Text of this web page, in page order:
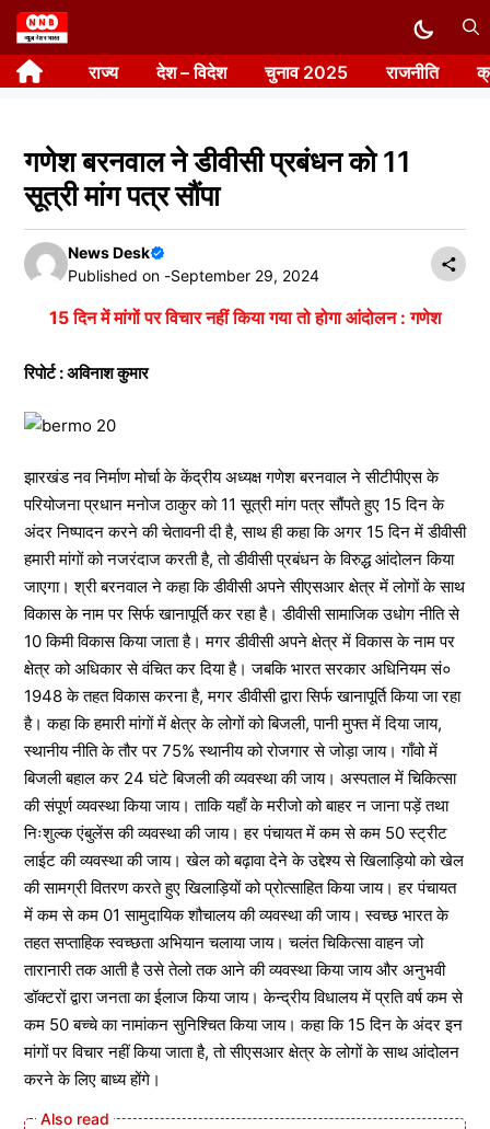
Skip
to
content राज्य देश – विदेश चुनाव 2025 राजनीति
गणेश बरनवाल ने डीवीसी प्रबंधन को 11
सूत्री मांग पत्र सौंपा
News Desk
Published on -September 29, 2024
15 दिन में मांगों पर विचार नहीं किया गया तो होगा आंदोलन : गणेश
रिपोर्ट : अविनाश कुमार
झारखंड नव निर्माण मोर्चा के केंद्रीय अध्यक्ष गणेश बरनवाल ने सीटीपीएस के
परियोजना प्रधान मनोज ठाकुर को 11 सूत्री मांग पत्र सौंपते हुए 15 दिन के
अंदर निष्पादन करने की चेतावनी दी है, साथ ही कहा कि अगर 15 दिन में डीवीसी
हमारी मांगों को नजरंदाज करती है, तो डीवीसी प्रबंधन के विरुद्ध आंदोलन किया
जाएगा। श्री बरनवाल ने कहा कि डीवीसी अपने सीएसआर क्षेत्र में लोगों के साथ
विकास के नाम पर सिर्फ खानापूर्ति कर रहा है। डीवीसी सामाजिक उधोग नीति से
10 किमी विकास किया जाता है। मगर डीवीसी अपने क्षेत्र में विकास के नाम पर
क्षेत्र को अधिकार से वंचित कर दिया है। जबकि भारत सरकार अधिनियम सं०
1948 के तहत विकास करना है, मगर डीवीसी द्वारा सिर्फ खानापूर्ति किया जा रहा
है। कहा कि हमारी मांगों में क्षेत्र के लोगों को बिजली, पानी मुफ्त में दिया जाय,
स्थानीय नीति के तौर पर 75% स्थानीय को रोजगार से जोड़ा जाय। गाँवो में
बिजली बहाल कर 24 घंटे बिजली की व्यवस्था की जाय। अस्पताल में चिकित्सा
की संपूर्ण व्यवस्था किया जाय। ताकि यहाँ के मरीजो को बाहर न जाना पड़ें तथा
निःशुल्क एंबुलेंस की व्यवस्था की जाय। हर पंचायत में कम से कम 50 स्ट्रीट
लाईट की व्यवस्था की जाय। खेल को बढ़ावा देने के उद्देश्य से खिलाड़ियो को खेल
की सामग्री वितरण करते हुए खिलाड़ियों को प्रोत्साहित किया जाय। हर पंचायत
में कम से कम 01 सामुदायिक शौचालय की व्यवस्था की जाय। स्वच्छ भारत के
तहत सप्ताहिक स्वच्छता अभियान चलाया जाय। चलंत चिकित्सा वाहन जो
तारानारी तक आती है उसे तेलो तक आने की व्यवस्था किया जाय और अनुभवी
डॉक्टरों द्वारा जनता का ईलाज किया जाय। केन्द्रीय विधालय में प्रति वर्ष कम से
कम 50 बच्चे का नामांकन सुनिश्चित किया जाय। कहा कि 15 दिन के अंदर इन
मांगों पर विचार नहीं किया जाता है, तो सीएसआर क्षेत्र के लोगों के साथ आंदोलन
करने के लिए बाध्य होंगे।